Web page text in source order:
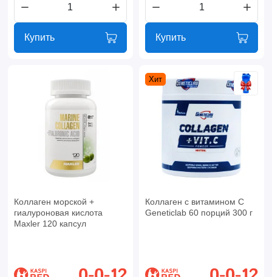
Купить Купить
Коллаген морской +
гиалуроновая кислота
Maxler 120 капсул
Хит
Коллаген с витамином С
Geneticlab 60 порций 300 г